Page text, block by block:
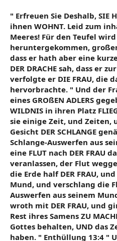
" Erfreuen Sie Deshalb, SIE
ihnen WOHNT. Leid zum
Meeres! Für den Teufel
heruntergekommen,
dass er hath aber eine
DER DRACHE sah, dass er
verfolgte er DIE FRAU, die
hervorbrachte. " Und der
eines GROßEN ADLERS
WILDNIS in ihren Platz
sie einige Zeit, und Zeiten,
Gesicht DER SCHLANGE
Schlange-Auswerfen aus
eine FLUT nach DER FRAU
veranlassen, der Flut
die Erde half DER FRAU,
Mund, und verschlang die
Auswerfen aus seinem
wroth mit DER FRAU, und
Rest ihres Samens ZU
Gottes behalten, UND das
haben. " Enthüllung 13:4 "